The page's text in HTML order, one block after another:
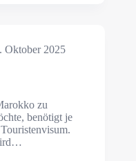
Oktober 2025
zu
benötigt je